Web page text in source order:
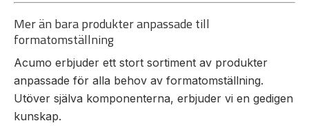
Mer än bara produkter anpassade till
formatomställning
Acumo erbjuder ett stort sortiment av produkter
anpassade för alla behov av formatomställning.
Utöver själva komponenterna, erbjuder vi en gedigen
kunskap.